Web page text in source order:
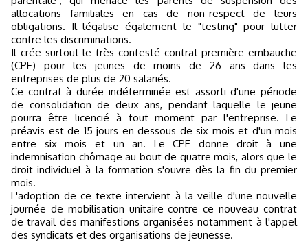
allocations familiales en cas de non-respect de leurs
obligations. Il légalise également le "testing" pour lutter
contre les discriminations.
Il crée surtout le très contesté contrat première embauche
(CPE) pour les jeunes de moins de 26 ans dans les
entreprises de plus de 20 salariés.
Ce contrat à durée indéterminée est assorti d'une période
de consolidation de deux ans, pendant laquelle le jeune
pourra être licencié à tout moment par l'entreprise. Le
préavis est de 15 jours en dessous de six mois et d'un mois
entre six mois et un an. Le CPE donne droit à une
indemnisation chômage au bout de quatre mois, alors que le
droit individuel à la formation s'ouvre dès la fin du premier
mois.
L'adoption de ce texte intervient à la veille d'une nouvelle
journée de mobilisation unitaire contre ce nouveau contrat
de travail des manifestions organisées notamment à l'appel
des syndicats et des organisations de jeunesse.